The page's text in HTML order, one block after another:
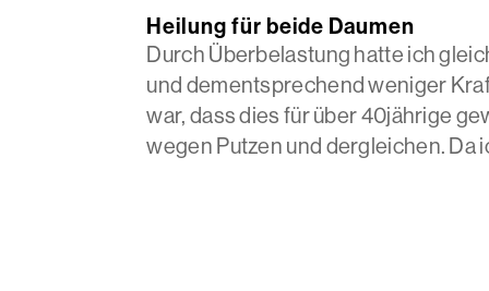
Heilung für beide Daumen
Durch Überbelastung hatte ich
und dementsprechend weniger
war, dass dies für über 40jährige
wegen Putzen und dergleichen. Da